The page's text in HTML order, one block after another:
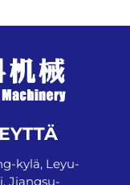
kylä, Leyu-
Jiangsu-